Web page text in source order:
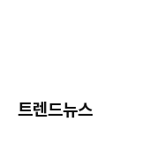
트렌드뉴스